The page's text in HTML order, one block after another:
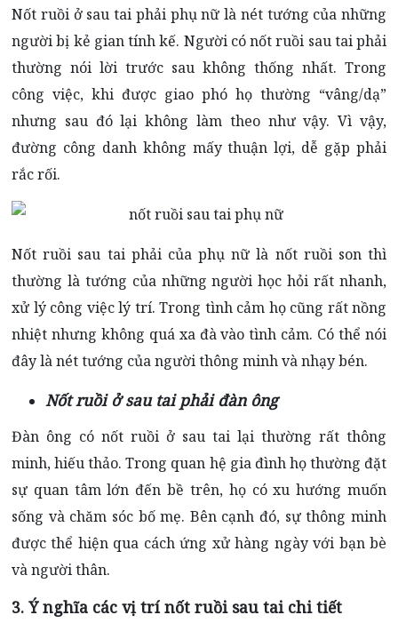
Nốt ruồi ở sau tai phải phụ nữ là nét tướng của những
người bị kẻ gian tính kế. Người có nốt ruồi sau tai phải
thường nói lời trước sau không thống nhất. Trong
công việc, khi được giao phó họ thường “vâng/dạ”
nhưng sau đó lại không làm theo như vậy. Vì vậy,
đường công danh không mấy thuận lợi, dễ gặp phải
rắc rối.
Nốt ruồi sau tai phải của phụ nữ là nốt ruồi son thì
thường là tướng của những người học hỏi rất nhanh,
xử lý công việc lý trí. Trong tình cảm họ cũng rất nồng
nhiệt nhưng không quá xa đà vào tình cảm. Có thể nói
đây là nét tướng của người thông minh và nhạy bén.
Nốt ruồi ở sau tai phải đàn ông
Đàn ông có nốt ruồi ở sau tai lại thường rất thông
minh, hiếu thảo. Trong quan hệ gia đình họ thường đặt
sự quan tâm lớn đến bề trên, họ có xu hướng muốn
sống và chăm sóc bố mẹ. Bên cạnh đó, sự thông minh
được thể hiện qua cách ứng xử hàng ngày với bạn bè
và người thân.
3. Ý nghĩa các vị trí nốt ruồi sau tai chi tiết